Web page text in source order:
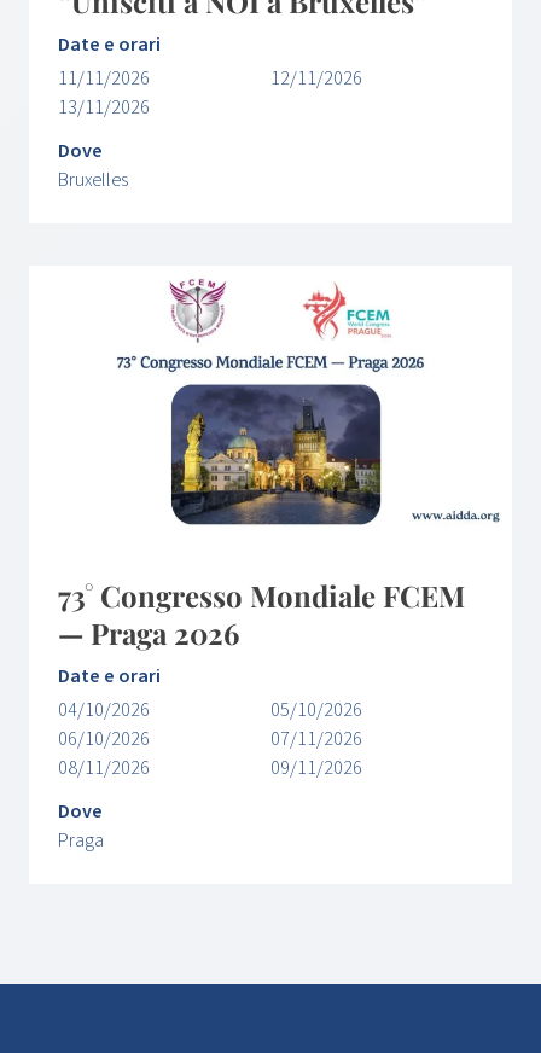
Date e orari
11/11/2026
12/11/2026
13/11/2026
Dove
Bruxelles
73° Congresso Mondiale FCEM
— Praga 2026
Date e orari
04/10/2026
05/10/2026
06/10/2026
07/11/2026
08/11/2026
09/11/2026
Dove
Praga